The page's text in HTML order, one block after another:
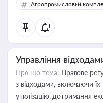
Агропромисловий
Управління
Про що тема: Правове
з відходами, включаючи
утилізацію, дотримання